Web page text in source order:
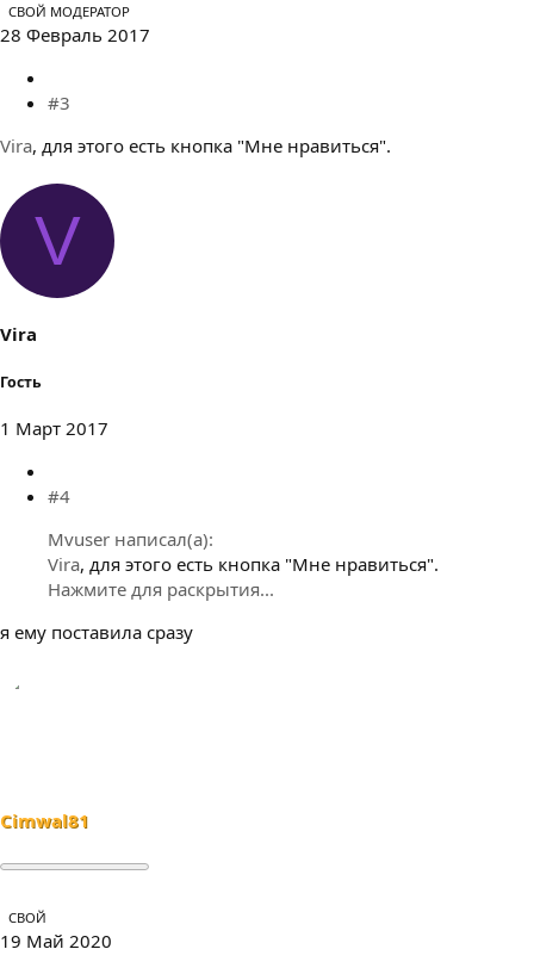
СВОЙ МОДЕРАТОР
28 Февраль 2017
#3
Vira, для этого есть кнопка "Мне нравиться".
V
Vira
Гость
1 Март 2017
#4
Mvuser написал(а):
Vira, для этого есть кнопка "Мне нравиться".
Нажмите для раскрытия...
я ему поставила сразу
Cimwal81
СВОЙ
19 Май 2020